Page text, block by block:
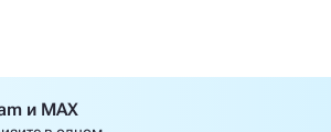
и MAX